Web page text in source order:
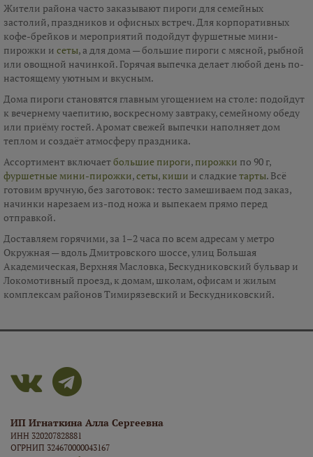
Жители района часто заказывают пироги для семейных
застолий, праздников и офисных встреч. Для корпоративных
кофе-брейков и мероприятий подойдут фуршетные мини-
пирожки и сеты, а для дома — большие пироги с мясной, рыбной
или овощной начинкой. Горячая выпечка делает любой день по-
настоящему уютным и вкусным.
Дома пироги становятся главным угощением на столе: подойдут
к вечернему чаепитию, воскресному завтраку, семейному обеду
или приёму гостей. Аромат свежей выпечки наполняет дом
теплом и создаёт атмосферу праздника.
Ассортимент включаетбольшие пироги, пирожки по 90 г,
фуршетные мини-пирожки,сеты, киши и сладкиетарты. Всё
готовим вручную, без заготовок: тесто замешиваем под заказ,
начинки нарезаем из-под ножа и выпекаем прямо перед
отправкой.
Доставляем горячими, за 1–2 часа по всем адресам у метро
Окружная — вдоль Дмитровского шоссе, улиц Большая
Академическая, Верхняя Масловка, Бескудниковский бульвар и
Локомотивный проезд, к домам, школам, офисам и жилым
комплексам районов Тимирязевский и Бескудниковский.
ИП Игнаткина Алла Сергеевна
ИНН 320207828881
ОГРНИП 324670000043167